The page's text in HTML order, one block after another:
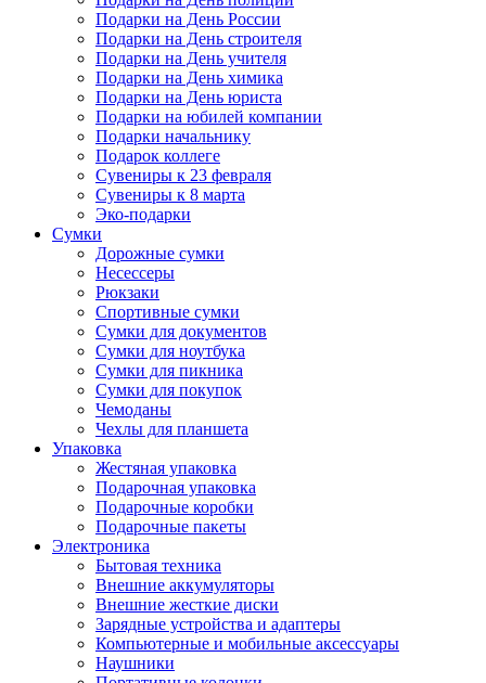
Подарки на День России
Подарки на День строителя
Подарки на День учителя
Подарки на День химика
Подарки на День юриста
Подарки на юбилей компании
Подарки начальнику
Подарок коллеге
Сувениры к 23 февраля
Сувениры к 8 марта
Эко-подарки
Сумки
Дорожные сумки
Несессеры
Рюкзаки
Спортивные сумки
Сумки для документов
Сумки для ноутбука
Сумки для пикника
Сумки для покупок
Чемоданы
Чехлы для планшета
Упаковка
Жестяная упаковка
Подарочная упаковка
Подарочные коробки
Подарочные пакеты
Электроника
Бытовая техника
Внешние аккумуляторы
Внешние жесткие диски
Зарядные устройства и адаптеры
Компьютерные и мобильные аксессуары
Наушники